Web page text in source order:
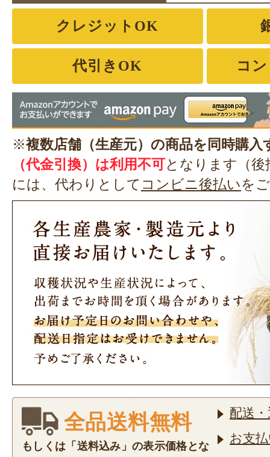
クレジットOK
代引きOK コ
※複数店舗（生産元）の商品を同時購入
（代金引換）は利用不可となります（
には、代わりとして コンビニ後払いを
全品送料無料
もしくは「送料込み」の表示価格とな
配送
お支